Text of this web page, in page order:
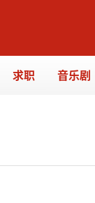
求职 音乐剧